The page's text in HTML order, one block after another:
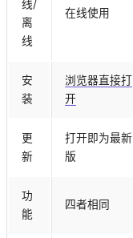
线/
离
线
在线使用
安
装
浏览器直接打
开
更
新
打开即为最新
版
功
能
四者相同